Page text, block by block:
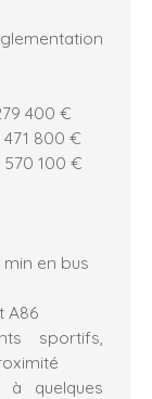
400 €
800 €
570 100 €
en bus
A86
sportifs,
à quelques